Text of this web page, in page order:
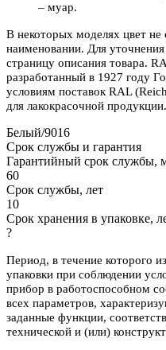
– муар.
В некоторых моделях цвет не
наименовании. Для
страницу описания товара.
разработанный в 1927 году
условиям поставок RAL
для лакокрасочной продукции.
Белый/9016
Срок службы и гарантия
Гарантийный срок службы,
60
Срок службы, лет
10
Срок хранения в упаковке,
?
Период, в течение которого
упаковки при соблюдении
прибор в работоспособном
всех параметров,
заданные функции,
технической и (или)